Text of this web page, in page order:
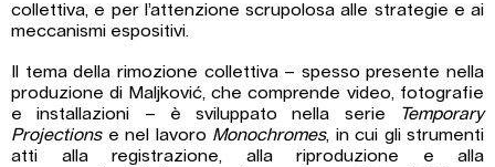
collettiva, e per l’attenzione scrupolosa alle strategie e ai
meccanismi espositivi.
Il tema della rimozione collettiva – spesso presente nella
produzione di Maljković, che comprende video, fotografie
e installazioni – è sviluppato nella serie
Temporary
Projectionse nel lavoro Monochromes, in cui gli strumenti
atti alla registrazione, alla riproduzione e alla